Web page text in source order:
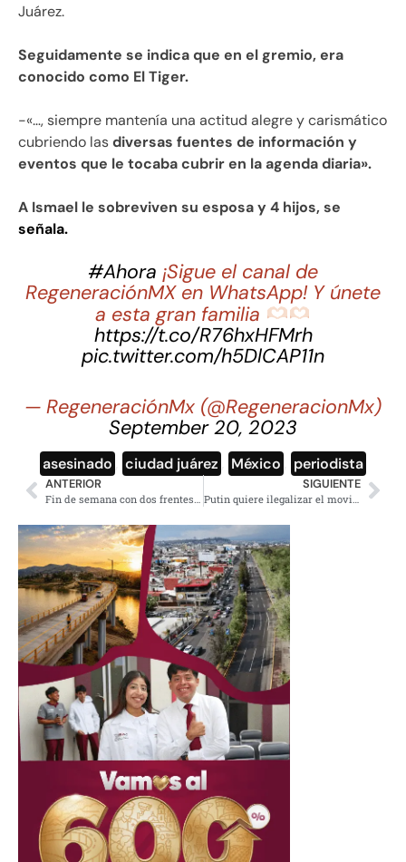
Juárez.
Seguidamente se indica que en el gremio, era
conocido como El Tiger.
-«…, siempre mantenía una actitud alegre y carismático
cubriendo lasdiversas fuentes de información y
eventos que le tocaba cubrir en la agenda diaria».
A Ismael le sobreviven su esposa y 4 hijos, se
señala.
#Ahora ¡Sigue el canal de
RegeneraciónMX en WhatsApp! Y únete
a esta gran familia
https://t.co/R76hxHFMrh
pic.twitter.com/h5DlCAP11n
— RegeneraciónMx (@RegeneracionMx)
September 20, 2023
asesinado ciudad juárez México periodista
ANTERIOR SIGUIENTE